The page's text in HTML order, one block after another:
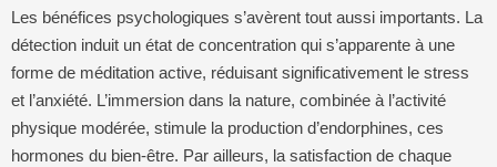
Les bénéfices psychologiques s’avèrent tout aussi importants. La
détection induit un état de concentration qui s’apparente à une
forme de méditation active, réduisant significativement le stress
et l’anxiété. L’immersion dans la nature, combinée à l’activité
physique modérée, stimule la production d’endorphines, ces
hormones du bien-être. Par ailleurs, la satisfaction de chaque